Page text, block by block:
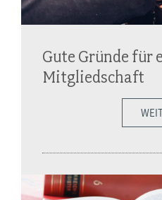
Gute Gründe für
Mitgliedschaft